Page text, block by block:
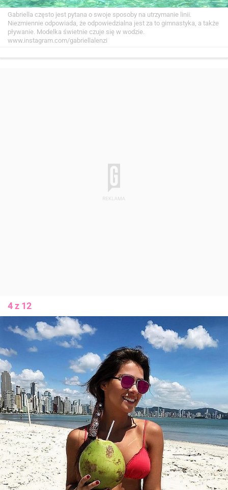
Gabriella często jest pytana o swoje sposoby na utrzymanie linii.
Niezmiennie odpowiada, że odpowiedzialna jest za to gimnastyka, a także
pływanie. Modelka świetnie czuje się w wodzie.
www.instagram.com/gabriellalenzi
4 z 12